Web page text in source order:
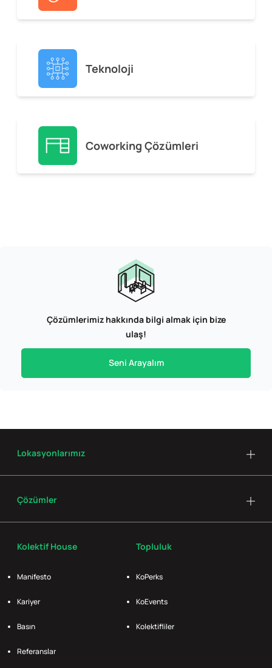
Teknoloji
Coworking Çözümleri
Çözümlerimiz hakkında bilgi almak için bize
ulaş!
Seni Arayalım
Kolektif House
Manifesto
Kariyer
Basın
Referanslar
Topluluk
KoPerks
KoEvents
Kolektifliler
Lokasyonlarımız
Çözümler